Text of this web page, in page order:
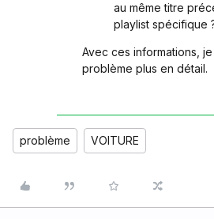
au même titre
playlist spécifique
Avec ces informations,
problème plus en détail.
problème VOITURE